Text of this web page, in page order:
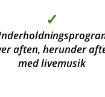
✓
aften, herunder
med livemusik